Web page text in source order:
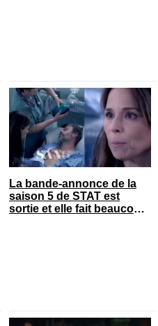
La bande-annonce de la
saison 5 de STAT est
sortie et elle fait beaucoup